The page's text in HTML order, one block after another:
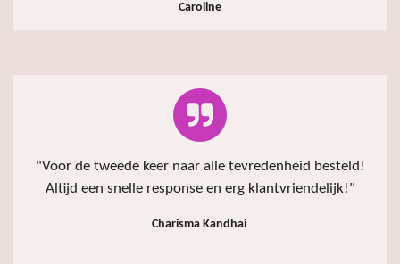
Caroline
"Voor de tweede keer naar alle tevredenheid besteld!
Altijd een snelle response en erg klantvriendelijk!"
Charisma Kandhai